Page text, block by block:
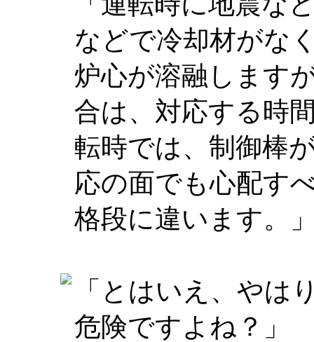
などで冷却材がな
炉心が溶融します
合は、対応する時
転時では、制御棒
応の面でも心配す
格段に違います。
「とはいえ、やは
危険ですよね？」